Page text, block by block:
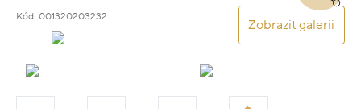
Kód: 001320203232
Zobrazit galerii